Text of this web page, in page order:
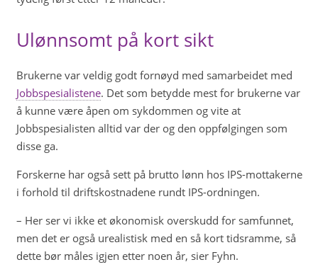
Ulønnsomt på kort sikt
Brukerne var veldig godt fornøyd med samarbeidet med
Jobbspesialistene. Det som betydde mest for brukerne var
å kunne være åpen om sykdommen og vite at
Jobbspesialisten alltid var der og den oppfølgingen som
disse ga.
Forskerne har også sett på brutto lønn hos IPS-mottakerne
i forhold til driftskostnadene rundt IPS-ordningen.
– Her ser vi ikke et økonomisk overskudd for samfunnet,
men det er også urealistisk med en så kort tidsramme, så
dette bør måles igjen etter noen år, sier Fyhn.